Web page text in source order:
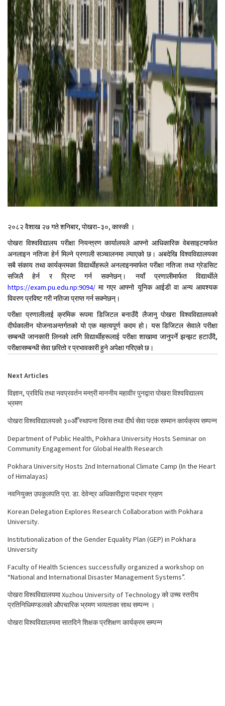
२०८२ वैशाख २७ गते शनिबार, पोखरा–३०, कास्की ।
पोखरा विश्वविद्यालय परीक्षा नियन्त्रण कार्यालयले आफ्नो आधिकारिक वेबसाइटमार्फत
अनलाइन नतिजा हेर्न मिल्ने प्रणाली सञ्चालनमा ल्याएको छ। अबदेखि विश्वविद्यालयका
सबै संकाय तथा कार्यक्रमका विद्यार्थीहरूले अनलाइनमार्फत परीक्षा नतिजा तथा ग्रेडसिट
सजिलै हेर्न र प्रिन्ट गर्न सक्नेछन्। नयाँ प्रणालीमार्फत विद्यार्थीले
https://exam.pu.edu.np:9094/ मा गएर आफ्नो यूनिक आईडी वा अन्य आवश्यक
विवरण प्रविष्ट गरी नतिजा प्राप्त गर्न सक्नेछन्।
परीक्षा प्रणालीलाई क्रमिक रूपमा डिजिटल बनाउँदै लैजानु पोखरा विश्वविद्यालयको
दीर्घकालीन योजनाअन्तर्गतको यो एक महत्वपूर्ण कदम हो। यस डिजिटल सेवाले परीक्षा
सम्बन्धी जानकारी लिनको लागि विद्यार्थीहरूलाई परीक्षा शाखामा जानुपर्ने झन्झट हटाउँदै,
परीक्षासम्बन्धी सेवा छरितो र प्रभावकारी हुने अपेक्षा गरिएको छ।
Next Articles
विज्ञान, प्रविधि तथा नवप्रवर्तन मन्त्री माननीय महावीर पुनद्वारा पोखरा विश्वविद्यालय
भ्रमण
पोखरा विश्वविद्यालयको ३०औँ स्थापना दिवस तथा दीर्घ सेवा पदक सम्मान कार्यक्रम सम्पन्न
Department of Public Health, Pokhara University Hosts Seminar on
Community Engagement for Global Health Research
Pokhara University Hosts 2nd International Climate Camp (In the Heart
of Himalayas)
नवनियुक्त उपकुलपति प्रा. डा. देवेन्द्र अधिकारीद्वारा पदभार ग्रहण
Korean Delegation Explores Research Collaboration with Pokhara
University.
Institutionalization of the Gender Equality Plan (GEP) in Pokhara
University
Faculty of Health Sciences successfully organized a workshop on
“National and International Disaster Management Systems”.
पोखरा विश्वविद्यालयमा Xuzhou University of Technology को उच्च स्तरीय
प्रतिनिधिमण्डलको औपचारिक भ्रमण भव्यताका साथ सम्पन्न ।
पोखरा विश्वविद्यालयमा सातदिने शिक्षक प्रशिक्षण कार्यक्रम सम्पन्न